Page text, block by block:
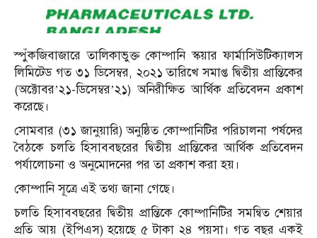
স্পুঁকজিবাজারে তালিকাভুক্ত কোম্পানি স্কয়ার ফার্মাসিউটিক্যালস
লিমিটেড গত ৩১ ডিসেম্বর, ২০২১ তারিখে সমাপ্ত দ্বিতীয় প্রান্তিকের
(অক্টোবর’২১-ডিসেম্বর’২১) অনিরীক্ষিত আর্থিক প্রতিবেদন প্রকাশ
করেছে।
সোমবার (৩১ জানুয়ারি) অনুষ্ঠিত কোম্পানিটির পরিচালনা পর্ষদের
বৈঠকে চলতি হিসাববছরের দ্বিতীয় প্রান্তিকের আর্থিক প্রতিবেদন
পর্যালোচনা ও অনুমোদনের পর তা প্রকাশ করা হয়।
কোম্পানি সূত্রে এই তথ্য জানা গেছে।
চলতি হিসাববছরের দ্বিতীয় প্রান্তিকে কোম্পানিটির সমন্বিত শেয়ার
প্রতি আয় (ইপিএস) হয়েছে ৫ টাকা ২৪ পয়সা। গত বছর একই